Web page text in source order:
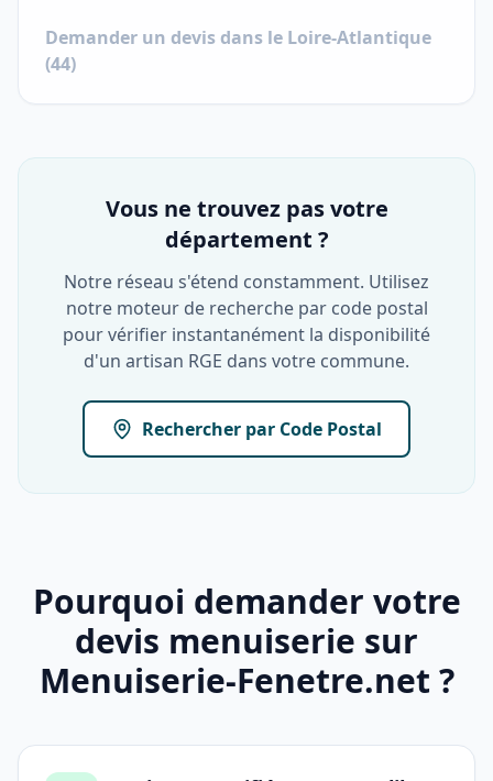
Demander un devis dans le Loire-Atlantique
(44)
Vous ne trouvez pas votre
département ?
Notre réseau s'étend constamment. Utilisez
notre moteur de recherche par code postal
pour vérifier instantanément la disponibilité
d'un artisan RGE dans votre commune.
Rechercher par Code Postal
Pourquoi demander votre
devis menuiserie sur
Menuiserie-Fenetre.net ?